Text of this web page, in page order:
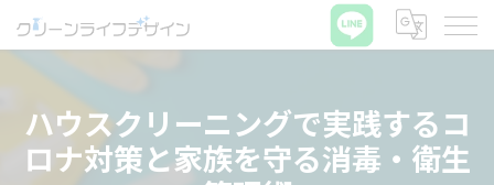
ハウスクリーニングで実践するコ
ロナ対策と家族を守る消毒・衛生